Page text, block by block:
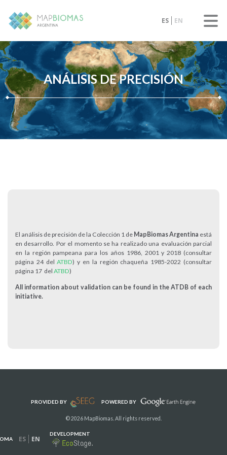
ES EN
ANÁLISIS DE PRECISIÓN
El análisis de precisión de la Colección 1 de MapBiomas Argentina está
en desarrollo. Por el momento se ha realizado una evaluación parcial
en la región pampeana para los años 1986, 2001 y 2018 (consultar
página 24 delATBD) y en la región chaqueña 1985-2022 (consultar
página 17 del ATBD)
All information about validation can be found in the ATDB of each
initiative.
PROVIDED BY POWERED BY
© 2026 MapBiomas. All rights reserved.
ES EN
DEVELOPMENT